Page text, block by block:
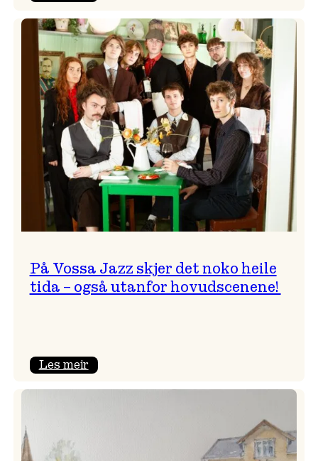
Olaug
Nilssen
På Vossa Jazz skjer det noko heile
tida – også utanfor hovudscenene!
Les meir: